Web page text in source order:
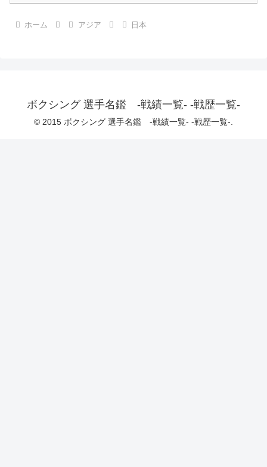
ホーム アジア 日本
ボクシング 選手名鑑 -戦績一覧- -戦歴一覧-
© 2015 ボクシング 選手名鑑 -戦績一覧- -戦歴一覧-.